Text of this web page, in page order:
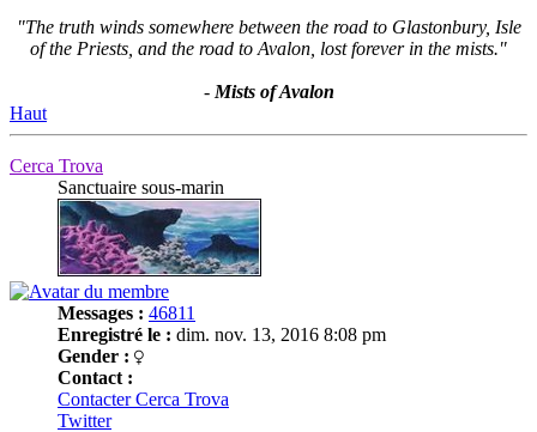
"The truth winds somewhere between the road to Glastonbury, Isle
of the Priests, and the road to Avalon, lost forever in the mists."
- Mists of Avalon
Haut
Cerca Trova
Sanctuaire sous-marin
Messages : 46811
Enregistré le : dim. nov. 13, 2016 8:08 pm
Gender :
Contact :
Contacter Cerca Trova
Twitter